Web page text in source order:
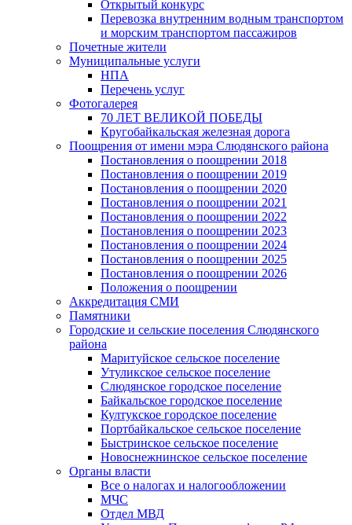
Открытый конкурс
Перевозка внутренним водным транспортом
и морским транспортом пассажиров
Почетные жители
Муниципальные услуги
НПА
Перечень услуг
Фотогалерея
70 ЛЕТ ВЕЛИКОЙ ПОБЕДЫ
Кругобайкальская железная дорога
Поощрения от имени мэра Слюдянского района
Постановления о поощрении 2018
Постановления о поощрении 2019
Постановления о поощрении 2020
Постановления о поощрении 2021
Постановления о поощрении 2022
Постановления о поощрении 2023
Постановления о поощрении 2024
Постановления о поощрении 2025
Постановления о поощрении 2026
Положения о поощрении
Аккредитация СМИ
Памятники
Городские и сельские поселения Слюдянского
района
Маритуйское сельское поселение
Утуликское сельское поселение
Слюдянское городское поселение
Байкальское городское поселение
Култукское городское поселение
Портбайкальское сельское поселение
Быстринское сельское поселение
Новоснежнинское сельское поселение
Органы власти
Все о налогах и налогообложении
МЧС
Отдел МВД